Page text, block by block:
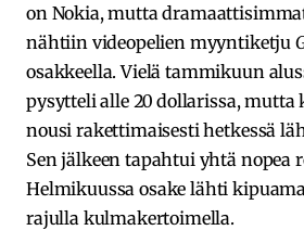
on Nokia, mutta
nähtiin videopelien myyntiketju
osakkeella. Vielä tammikuun
pysytteli alle 20 dollarissa, mutta
nousi rakettimaisesti hetkessä
Sen jälkeen tapahtui yhtä nopea
Helmikuussa osake lähti
rajulla kulmakertoimella.